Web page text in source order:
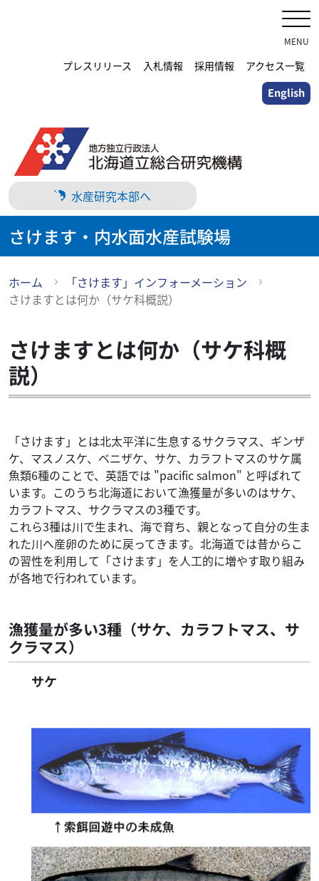
プ
プレスリリース 入札情報 採用情報 アクセス一覧
English
MENU
水産研究本部へ
さけます・内水面水産試験場
ホーム
「さけます」インフォーメーション
さけますとは何か（サケ科概説）
さけますとは何か（サケ科概
説）
「さけます」とは北太平洋に生息するサクラマス、ギンザ
ケ、マスノスケ、ベニザケ、サケ、カラフトマスのサケ属
魚類6種のことで、英語では "pacific salmon" と呼ばれて
います。このうち北海道において漁獲量が多いのはサケ、
カラフトマス、サクラマスの3種です。
これら3種は川で生まれ、海で育ち、親となって自分の生ま
れた川へ産卵のために戻ってきます。北海道では昔からこ
の習性を利用して「さけます」を人工的に増やす取り組み
が各地で行われています。
漁獲量が多い3種（サケ、カラフトマス、サ
クラマス）
サケ